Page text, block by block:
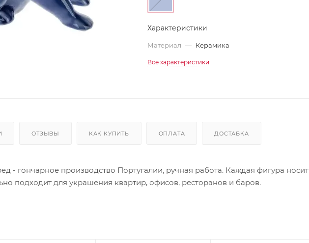
Характеристики
Материал — Керамика
Все характеристики
ОТЗЫВЫ КАК КУПИТЬ ОПЛАТА ДОСТАВКА
- гончарное производство Португалии, ручная работа. Каждая фигура носит
подходит для украшения квартир, офисов, ресторанов и баров.